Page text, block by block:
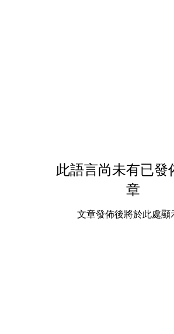
此語言尚未有已發
章
文章發佈後將於此處顯